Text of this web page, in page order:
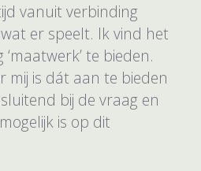
vanuit verbinding
er speelt. Ik vind het
te bieden.
mij is dát aan te bieden
bij de vraag en
is op dit